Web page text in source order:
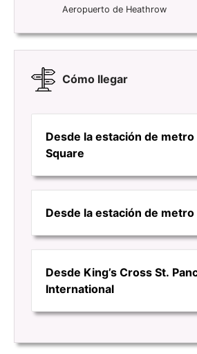
Aeropuerto de Heathrow
Cómo llegar
Desde la estación de metro
Square
Desde la estación de
Desde King’s Cross St.
International